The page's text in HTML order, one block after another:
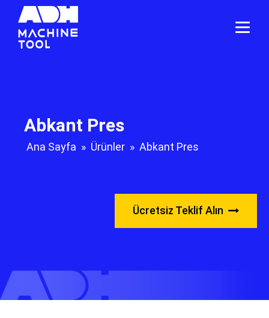
Abkant Pres
Ana Sayfa » Ürünler » Abkant Pres
Ücretsiz Teklif Alın